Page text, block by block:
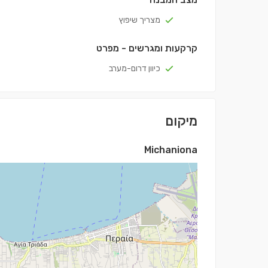
מצריך שיפוץ
קרקעות ומגרשים - מפרט
כיוון דרום-מערב
מיקום
Michaniona